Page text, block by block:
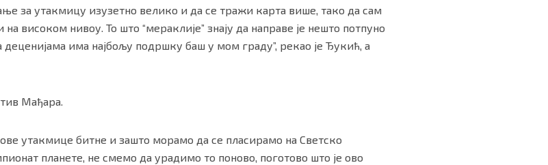
за утакмицу изузетно велико и да се тражи карта више, тако да сам
високом нивоу. То што “мераклије” знају да направе је нешто потпуно
има најбољу подршку баш у мом граду”, рекао је Ђукић, а
Мађара.
утакмице битне и зашто морамо да се пласирамо на Светско
планете, не смемо да урадимо то поново, поготово што је ово